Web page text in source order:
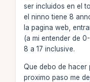
ser incluidos en el
el ninno tiene 8
la pagina web,
(a mi entender de
8 a 17 inclusive.
Que debo de hacer
proximo paso me